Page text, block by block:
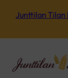
Junttilan Tilan